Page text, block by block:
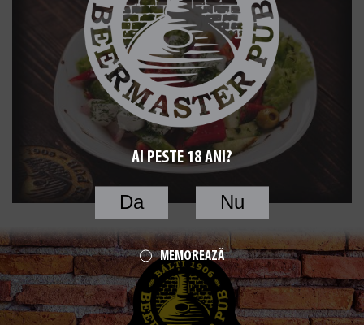
AI PESTE 18 ANI?
Da Nu
MEMOREAZĂ